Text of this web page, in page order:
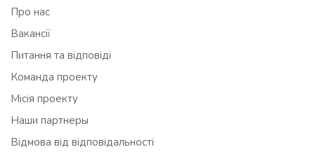
Про нас
Вакансії
Питання та відповіді
Команда проекту
Місія проекту
Наши партнеры
Відмова від відповідальності